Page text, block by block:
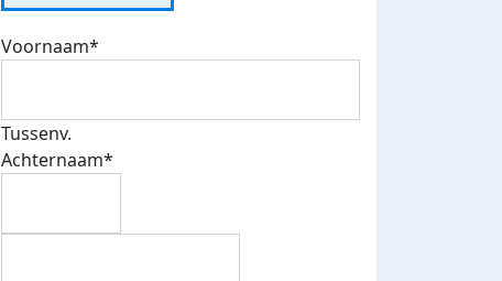
Voornaam*
Tussenv.
Achternaam*